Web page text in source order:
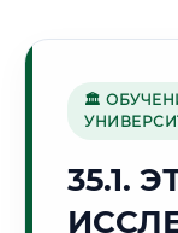
специальности"
Стоимость по
Стоимость по
🏛
35.1.